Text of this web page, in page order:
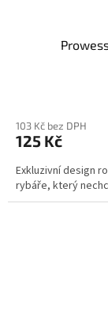
103 Kč bez DPH
125 Kč
Exkluzivní design
rybáře, který